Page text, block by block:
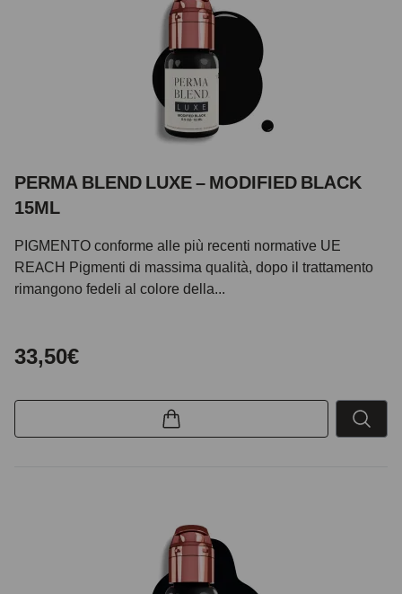
PERMA BLEND LUXE – MODIFIED BLACK
15ML
PIGMENTO conforme alle più recenti normative UE
REACH Pigmenti di massima qualità, dopo il trattamento
rimangono fedeli al colore della...
33,50€